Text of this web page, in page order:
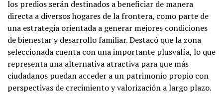
los predios serán destinados a beneficiar de manera
directa a diversos hogares de la frontera, como parte de
una estrategia orientada a generar mejores condiciones
de bienestar y desarrollo familiar. Destacó que la zona
seleccionada cuenta con una importante plusvalía, lo que
representa una alternativa atractiva para que más
ciudadanos puedan acceder a un patrimonio propio con
perspectivas de crecimiento y valorización a largo plazo.